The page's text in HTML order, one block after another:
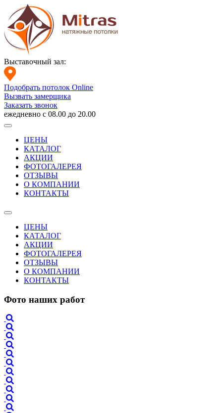
Выставочный зал:
Подобрать потолок Online
Вызвать замерщика
Заказать звонок
ежедневно с 08.00 до 20.00
ЦЕНЫ
КАТАЛОГ
АКЦИИ
ФОТОГАЛЕРЕЯ
ОТЗЫВЫ
О КОМПАНИИ
КОНТАКТЫ
ЦЕНЫ
КАТАЛОГ
АКЦИИ
ФОТОГАЛЕРЕЯ
ОТЗЫВЫ
О КОМПАНИИ
КОНТАКТЫ
Фото наших работ